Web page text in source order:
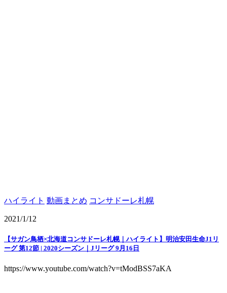
ハイライト 動画まとめ コンサドーレ札幌
2021/1/12
【サガン鳥栖×北海道コンサドーレ札幌｜ハイライト】明治安田生命J1リ
ーグ 第12節 | 2020シーズン｜Jリーグ 9月16日
https://www.youtube.com/watch?v=tModBSS7aKA